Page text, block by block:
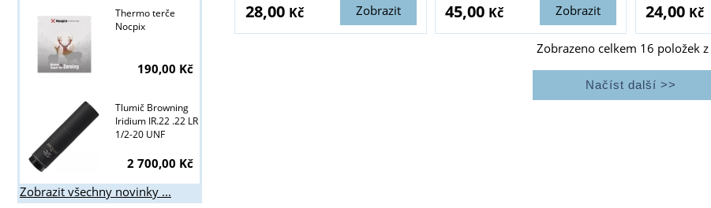
Zobrazit
28,00 Kč Zobrazit
45,00 Kč 24,00 Kč
Zobrazeno celkem 16 položek z
Thermo terče
Nocpix
190,00 Kč
Tlumič Browning
Iridium IR.22 .22 LR
1/2-20 UNF
2 700,00 Kč
Zobrazit všechny novinky ...